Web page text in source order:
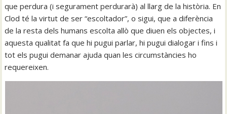
que perdura (i segurament perdurarà) al llarg de la història. En
Clod té la virtut de ser “escoltador”, o sigui, que a diferència
de la resta dels humans escolta allò que diuen els objectes, i
aquesta qualitat fa que hi pugui parlar, hi pugui dialogar i fins i
tot els pugui demanar ajuda quan les circumstàncies ho
requereixen.